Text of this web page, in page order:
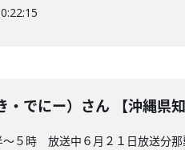
でにー）さん 【沖縄県知
５時 放送中６月２１日放送分那